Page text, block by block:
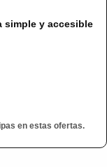
simple y accesible
en estas ofertas.